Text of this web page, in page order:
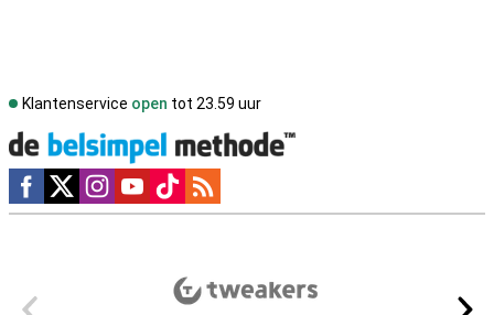
Klantenservice open tot 23.59 uur
Social media